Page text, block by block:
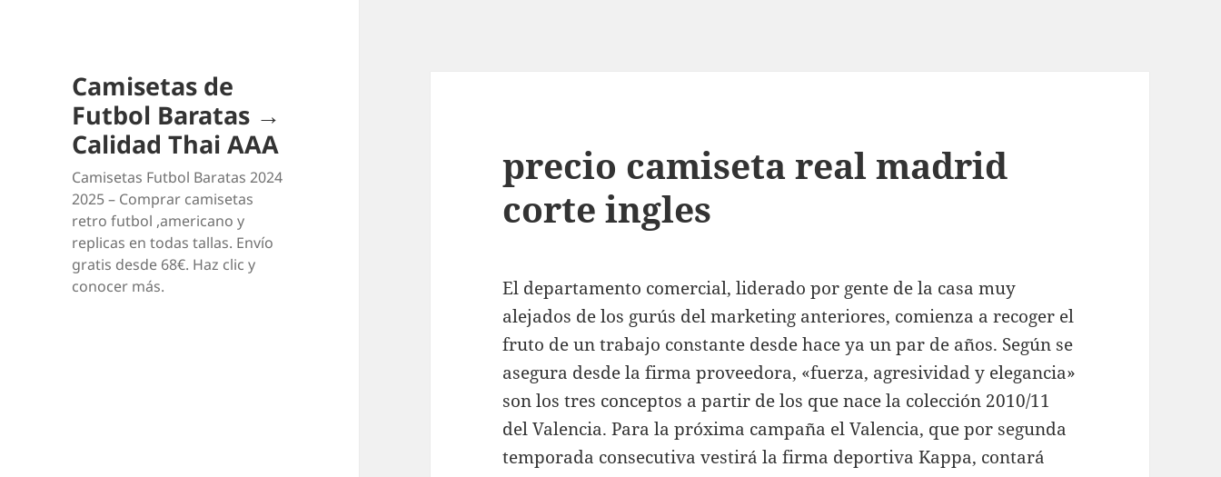
Camisetas de
Futbol Baratas →
Calidad Thai AAA
Camisetas Futbol Baratas 2024
2025 – Comprar camisetas
retro futbol ,americano y
replicas en todas tallas. Envío
gratis desde 68€. Haz clic y
conocer más.
precio camiseta real madrid
corte ingles
El departamento comercial, liderado por gente de la casa muy
alejados de los gurús del marketing anteriores, comienza a recoger el
fruto de un trabajo constante desde hace ya un par de años. Según se
asegura desde la firma proveedora, «fuerza, agresividad y elegancia»
son los tres conceptos a partir de los que nace la colección 2010/11
del Valencia. Para la próxima campaña el Valencia, que por segunda
temporada consecutiva vestirá la firma deportiva Kappa, contará